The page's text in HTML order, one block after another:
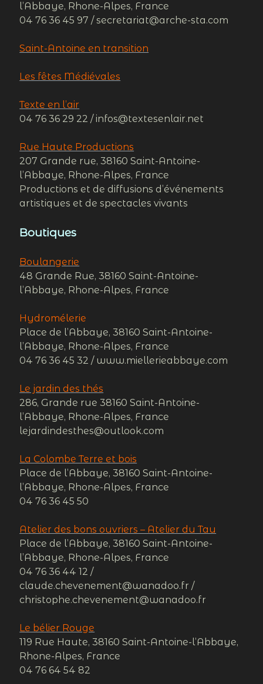
l’Abbaye, Rhone-Alpes, France
04 76 36 45 97 / secretariat@arche-sta.com
Saint-Antoine en transition
Les fêtes Médiévales
Texte en l’air
04 76 36 29 22 / infos@textesenlair.net
Rue Haute Productions
207 Grande rue, 38160 Saint-Antoine-
l’Abbaye, Rhone-Alpes, France
Productions et de diffusions d’événements
artistiques et de spectacles vivants
Boutiques
Boulangerie
48 Grande Rue, 38160 Saint-Antoine-
l’Abbaye, Rhone-Alpes, France
Hydromélerie
Place de l’Abbaye, 38160 Saint-Antoine-
l’Abbaye, Rhone-Alpes, France
04 76 36 45 32 / www.miellerieabbaye.com
Le jardin des thés
286, Grande rue 38160 Saint-Antoine-
l’Abbaye, Rhone-Alpes, France
lejardindesthes@outlook.com
La Colombe Terre et bois
Place de l’Abbaye, 38160 Saint-Antoine-
l’Abbaye, Rhone-Alpes, France
04 76 36 45 50
Atelier des bons ouvriers – Atelier du Tau
Place de l’Abbaye, 38160 Saint-Antoine-
l’Abbaye, Rhone-Alpes, France
04 76 36 44 12 /
claude.chevenement@wanadoo.fr /
christophe.chevenement@wanadoo.fr
Le bélier Rouge
119 Rue Haute, 38160 Saint-Antoine-l’Abbaye,
Rhone-Alpes, France
04 76 64 54 82